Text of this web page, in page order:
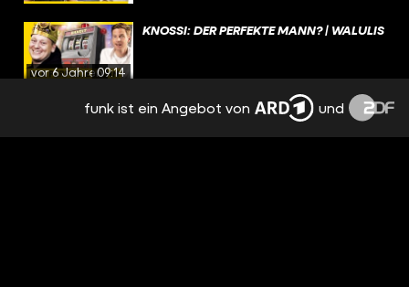
vor 6 Jahren09:14
KNOSSI: DER PERFEKTE MANN? | WALULIS
DAS GEHEIMNIS HINTER DEM POKÉMON-
funk ist ein Angebot von und